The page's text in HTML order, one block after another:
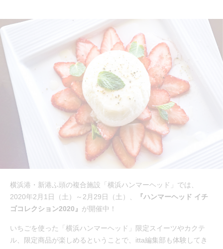
横浜港・新港ふ頭の複合施設「横浜ハンマーヘッド」では、
2020年2月1日（土）～2月29日（土）、
『ハンマーヘッド イチ
ゴコレクション2020』 が開催中！
いちごを使った「横浜ハンマーヘッド」限定スイーツやカクテ
ル、限定商品が楽しめるということで、itta編集部も体験してき